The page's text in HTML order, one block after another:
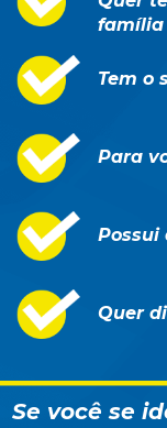
família
Tem o
Para
Possui
Quer
Se você se